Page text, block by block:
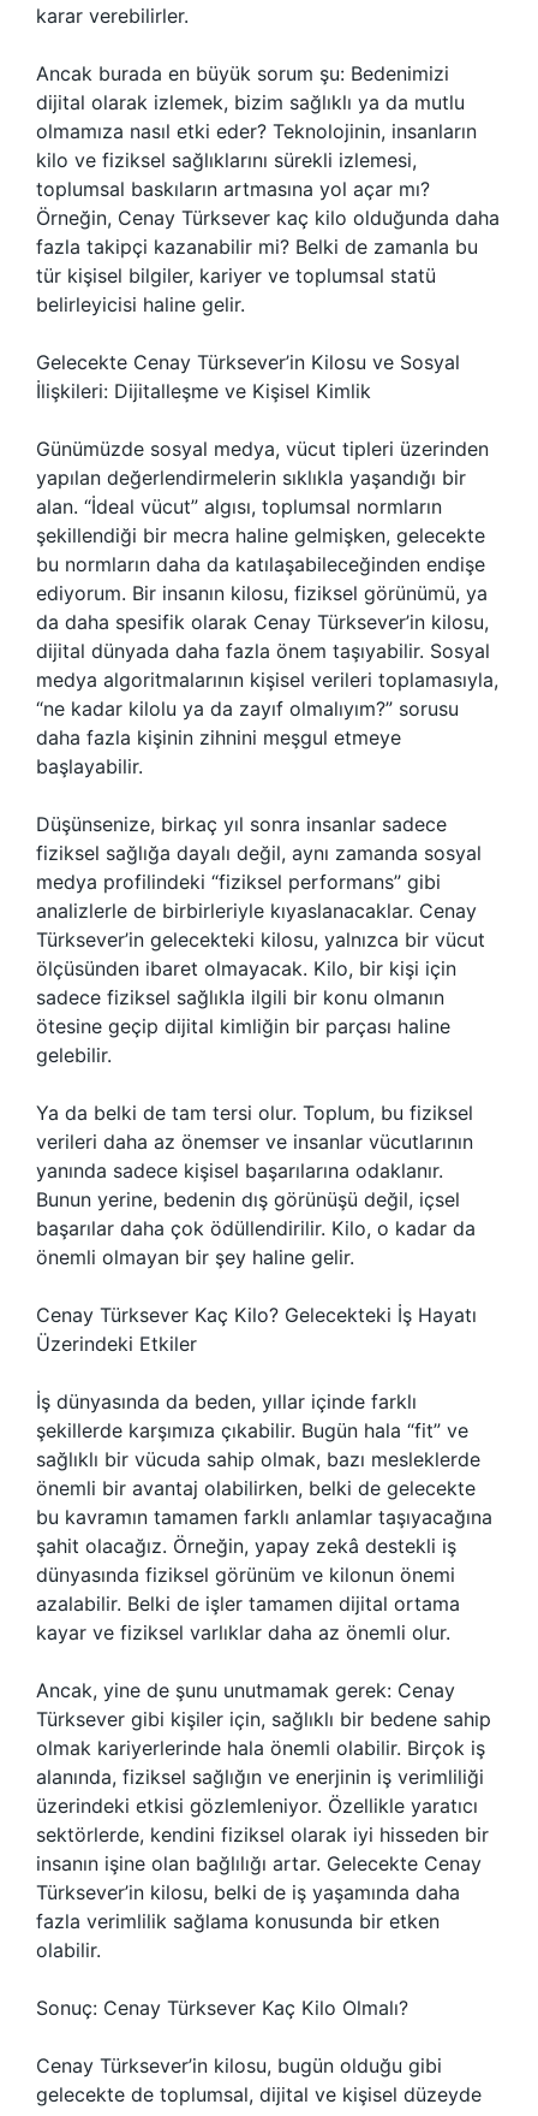
karar verebilirler.
Ancak burada en büyük sorum şu: Bedenimizi
dijital olarak izlemek, bizim sağlıklı ya da mutlu
olmamıza nasıl etki eder? Teknolojinin, insanların
kilo ve fiziksel sağlıklarını sürekli izlemesi,
toplumsal baskıların artmasına yol açar mı?
Örneğin, Cenay Türksever kaç kilo olduğunda daha
fazla takipçi kazanabilir mi? Belki de zamanla bu
tür kişisel bilgiler, kariyer ve toplumsal statü
belirleyicisi haline gelir.
Gelecekte Cenay Türksever’in Kilosu ve Sosyal
İlişkileri: Dijitalleşme ve Kişisel Kimlik
Günümüzde sosyal medya, vücut tipleri üzerinden
yapılan değerlendirmelerin sıklıkla yaşandığı bir
alan. “İdeal vücut” algısı, toplumsal normların
şekillendiği bir mecra haline gelmişken, gelecekte
bu normların daha da katılaşabileceğinden endişe
ediyorum. Bir insanın kilosu, fiziksel görünümü, ya
da daha spesifik olarak Cenay Türksever’in kilosu,
dijital dünyada daha fazla önem taşıyabilir. Sosyal
medya algoritmalarının kişisel verileri toplamasıyla,
“ne kadar kilolu ya da zayıf olmalıyım?” sorusu
daha fazla kişinin zihnini meşgul etmeye
başlayabilir.
Düşünsenize, birkaç yıl sonra insanlar sadece
fiziksel sağlığa dayalı değil, aynı zamanda sosyal
medya profilindeki “fiziksel performans” gibi
analizlerle de birbirleriyle kıyaslanacaklar. Cenay
Türksever’in gelecekteki kilosu, yalnızca bir vücut
ölçüsünden ibaret olmayacak. Kilo, bir kişi için
sadece fiziksel sağlıkla ilgili bir konu olmanın
ötesine geçip dijital kimliğin bir parçası haline
gelebilir.
Ya da belki de tam tersi olur. Toplum, bu fiziksel
verileri daha az önemser ve insanlar vücutlarının
yanında sadece kişisel başarılarına odaklanır.
Bunun yerine, bedenin dış görünüşü değil, içsel
başarılar daha çok ödüllendirilir. Kilo, o kadar da
önemli olmayan bir şey haline gelir.
Cenay Türksever Kaç Kilo? Gelecekteki İş Hayatı
Üzerindeki Etkiler
İş dünyasında da beden, yıllar içinde farklı
şekillerde karşımıza çıkabilir. Bugün hala “fit” ve
sağlıklı bir vücuda sahip olmak, bazı mesleklerde
önemli bir avantaj olabilirken, belki de gelecekte
bu kavramın tamamen farklı anlamlar taşıyacağına
şahit olacağız. Örneğin, yapay zekâ destekli iş
dünyasında fiziksel görünüm ve kilonun önemi
azalabilir. Belki de işler tamamen dijital ortama
kayar ve fiziksel varlıklar daha az önemli olur.
Ancak, yine de şunu unutmamak gerek: Cenay
Türksever gibi kişiler için, sağlıklı bir bedene sahip
olmak kariyerlerinde hala önemli olabilir. Birçok iş
alanında, fiziksel sağlığın ve enerjinin iş verimliliği
üzerindeki etkisi gözlemleniyor. Özellikle yaratıcı
sektörlerde, kendini fiziksel olarak iyi hisseden bir
insanın işine olan bağlılığı artar. Gelecekte Cenay
Türksever’in kilosu, belki de iş yaşamında daha
fazla verimlilik sağlama konusunda bir etken
olabilir.
Sonuç: Cenay Türksever Kaç Kilo Olmalı?
Cenay Türksever’in kilosu, bugün olduğu gibi
gelecekte de toplumsal, dijital ve kişisel düzeyde